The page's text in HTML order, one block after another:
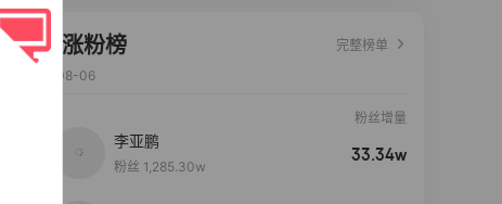
达人涨粉榜
完整榜单
2026-08-06
粉丝增量
李亚鹏
粉丝 1,285.30w
33.34w